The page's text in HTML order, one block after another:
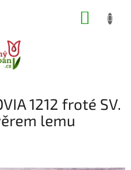
1212 froté SV.
lemu